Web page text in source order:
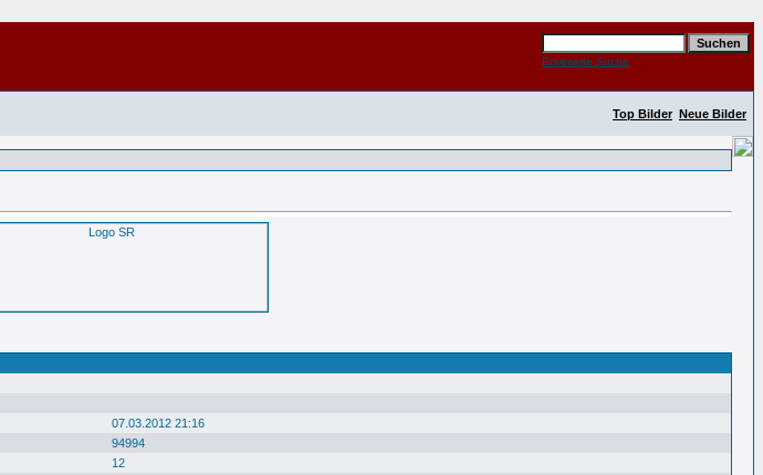
Erweiterte Suche
Top Bilder Neue Bilder
07.03.2012 21:16
94994
12